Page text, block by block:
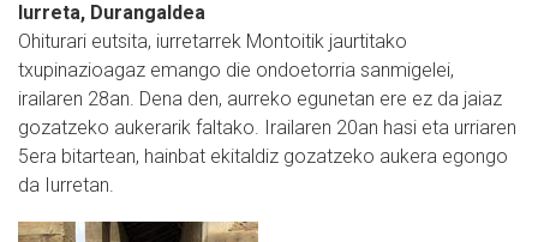
Iurreta, Durangaldea
Ohiturari eutsita, iurretarrek Montoitik jaurtitako
txupinazioagaz emango die ondoetorria sanmigelei,
irailaren 28an. Dena den, aurreko egunetan ere ez da jaiaz
gozatzeko aukerarik faltako. Irailaren 20an hasi eta urriaren
5era bitartean, hainbat ekitaldiz gozatzeko aukera egongo
da Iurretan.